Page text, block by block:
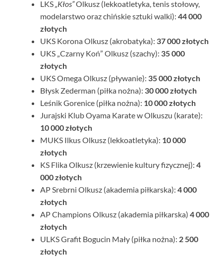
LKS„Kłos”Olkusz (lekkoatletyka, tenis stołowy,
modelarstwo oraz chińskie sztuki walki): 44 000
złotych
UKS Korona Olkusz (akrobatyka): 37 000 złotych
UKS „Czarny Koń” Olkusz (szachy): 35 000
złotych
UKS Omega Olkusz (pływanie): 35 000 złotych
Błysk Zederman (piłka nożna): 30 000 złotych
Leśnik Gorenice (piłka nożna): 10 000 złotych
Jurajski Klub Oyama Karate w Olkuszu (karate):
10 000 złotych
MUKS Ilkus Olkusz (lekkoatletyka): 10 000
złotych
KS Flika Olkusz (krzewienie kultury fizycznej): 4
000 złotych
AP Srebrni Olkusz (akademia piłkarska): 4 000
złotych
AP Champions Olkusz (akademia piłkarska) 4 000
złotych
ULKS Grafit Bogucin Mały (piłka nożna): 2 500
złotych